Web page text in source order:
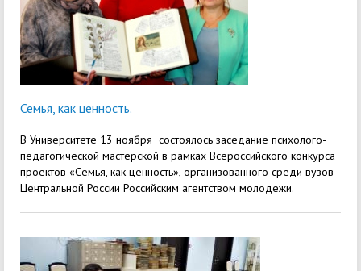
Семья, как ценность.
В Университете 13 ноября состоялось заседание психолого-
педагогической мастерской в рамках Всероссийского конкурса
проектов «Семья, как ценность», организованного среди вузов
Центральной России Российским агентством молодежи.